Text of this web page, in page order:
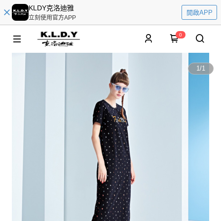
KLDY克洛迪雅
立刻使用官方APP
開啟APP
0
1/1